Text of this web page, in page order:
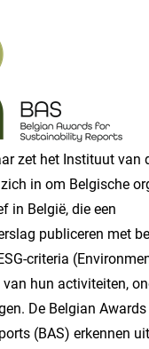
zet het Instituut van
in om Belgische
in België, die een
publiceren met
criteria
hun activiteiten,
De Belgian
(BAS) erkennen